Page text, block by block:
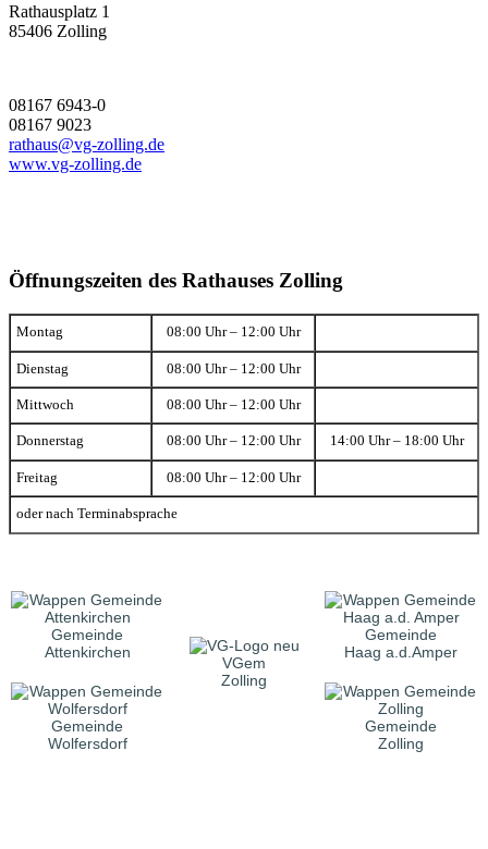
Rathausplatz 1
85406 Zolling
08167 6943-0
08167 9023
rathaus@vg-zolling.de
www.vg-zolling.de
Öffnungszeiten des Rathauses Zolling
Montag 08:00 Uhr – 12:00 Uhr
Dienstag 08:00 Uhr – 12:00 Uhr
Mittwoch 08:00 Uhr – 12:00 Uhr
Donnerstag 08:00 Uhr – 12:00 Uhr 14:00 Uhr – 18:00 Uhr
Freitag 08:00 Uhr – 12:00 Uhr
oder nach Terminabsprache
Gemeinde
Attenkirchen
VGem
Zolling
Gemeinde
Haag a.d.Amper
Gemeinde
Wolfersdorf
Gemeinde
Zolling